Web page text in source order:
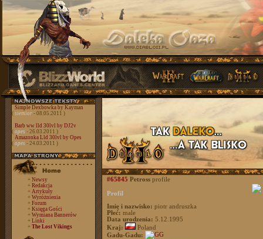
Simple Dexbowka by Kayman
( siemior - 08.05.2011 )
Barb ww lld 30lvl by DJ2v
( opes - 26.03.2011 )
Amazonka Lld 30lvl by Opes
( opes - 24.03.2011 )
+ Newsy
+ Redakcja
+ Artykuły
+ Wyróżnienia
+ Forum
+ Księga Gości
+ Wymiana Bannerów
+ Linki
+ The Lost Vikings
#65845 Petrossprofile
Profil
Imię i nazwisko: piotr andruszka
Płeć: male
Data urodzenia: 5.12.1995
Kraj:
Poland
Gadu-Gadu: